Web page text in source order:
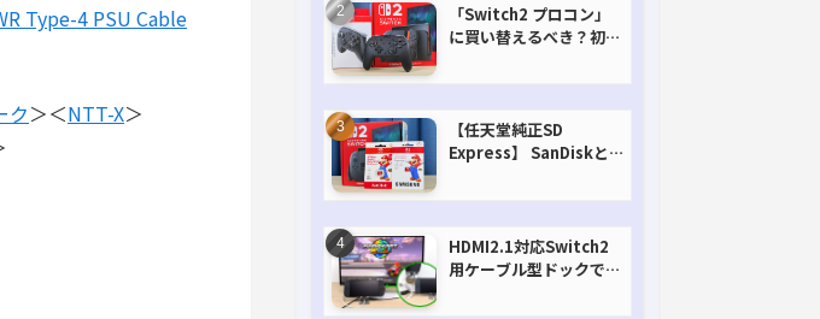
Type-4 PSU Cable
ク＞＜NTT-X＞
「Switch2 プロコン」
に買い替えるべき？初代
【任天堂純正SD
Express】 SanDiskと
HDMI2.1対応Switch2
用ケーブル型ドックで省